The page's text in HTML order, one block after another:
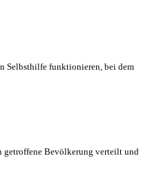
Selbsthilfe funktionieren, bei dem
getroffene Bevölkerung verteilt und